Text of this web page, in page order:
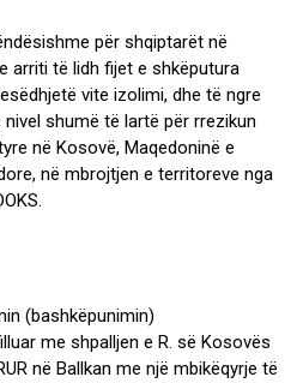
për shqiptarët në
arriti të lidh fijet e shkëputura
vite izolimi, dhe të ngre
shumë të lartë për rrezikun
në Kosovë, Maqedoninë e
në mbrojtjen e territoreve nga
(bashkëpunimin)
me shpalljen e R. së Kosovës
në Ballkan me një mbikëqyrje të